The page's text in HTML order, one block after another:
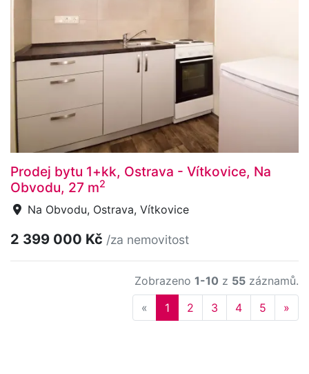
Prodej bytu 1+kk, Ostrava - Vítkovice, Na
Obvodu, 27 m2
Na Obvodu, Ostrava, Vítkovice
2 399 000 Kč /za nemovitost
Zobrazeno 1-10 z 55 záznamů.
« Previous
1 2 3 4 5 »